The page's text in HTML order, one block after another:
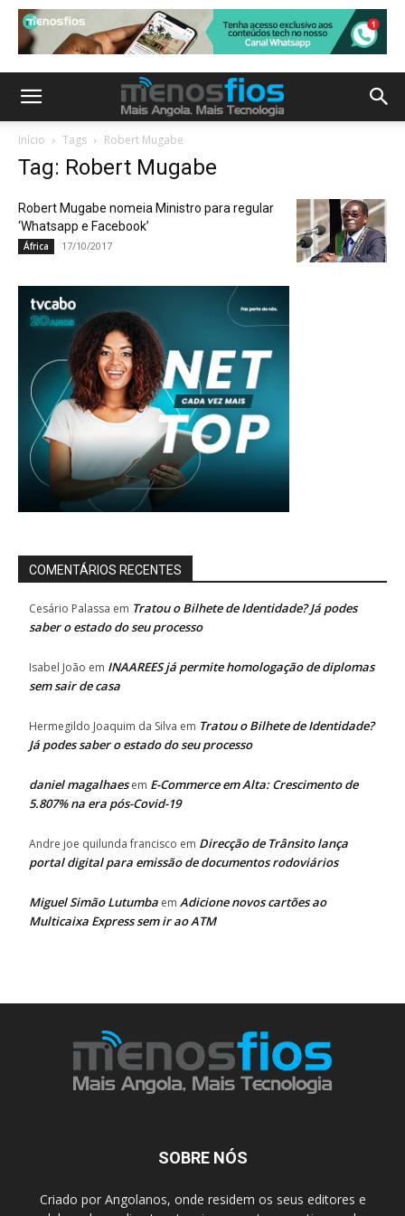
Início Tags Robert Mugabe
Tag: Robert Mugabe
Robert Mugabe nomeia Ministro para regular
‘Whatsapp e Facebook’
África 17/10/2017
COMENTÁRIOS RECENTES
Cesário Palassa em Tratou o Bilhete de Identidade? Já podes
saber o estado do seu processo
Isabel João em INAAREES já permite homologação de diplomas
sem sair de casa
Hermegildo Joaquim da Silva em Tratou o Bilhete de Identidade?
Já podes saber o estado do seu processo
daniel magalhaesem E-Commerce em Alta: Crescimento de
5.807% na era pós-Covid-19
Andre joe quilunda francisco em Direcção de Trânsito lança
portal digital para emissão de documentos rodoviários
Miguel Simão Lutumba em Adicione novos cartões ao
Multicaixa Express sem ir ao ATM
SOBRE NÓS
Criado por Angolanos, onde residem os seus editores e